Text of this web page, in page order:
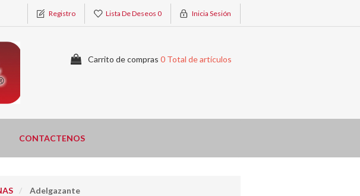
Registro Lista De Deseos 0 Inicia Sesión
Carrito de compras 0 Total de artículos
CONTACTENOS
Adelgazante